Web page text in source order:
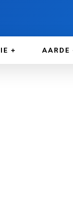
AARDE